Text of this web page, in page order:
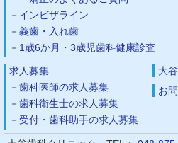
インビザライン
義歯・入れ歯
1歳6か月・3歳児歯科健康診査
求人募集
歯科医師の求人募集
歯科衛生士の求人募集
受付・歯科助手の求人募集
大
お